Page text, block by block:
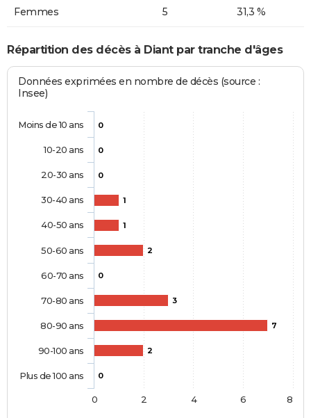
Femmes 5 31,3 %
Répartition des décès à Diant par tranche d'âges
Données exprimées en nombre de décès (source :
Insee)
0
0
0
1
1
2
0
3
7
2
0
Moins de 10 ans
10-20 ans
20-30 ans
30-40 ans
40-50 ans
50-60 ans
60-70 ans
70-80 ans
80-90 ans
90-100 ans
Plus de 100 ans
0 2 4 6 8